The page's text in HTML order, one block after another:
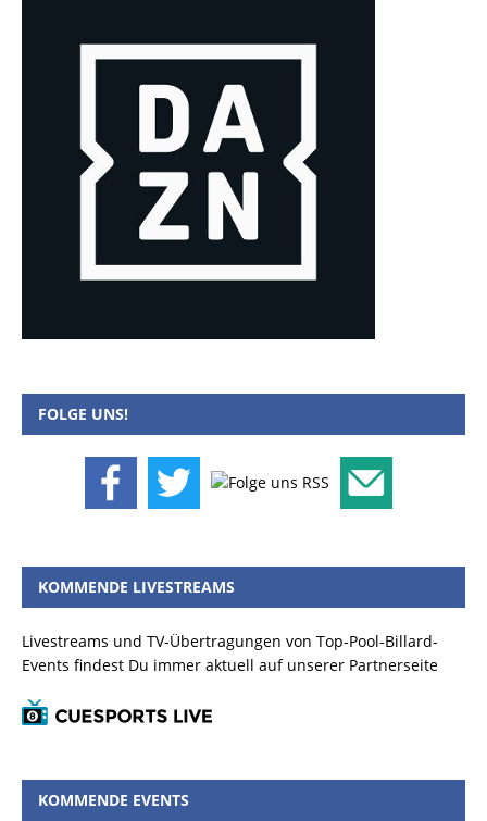
FOLGE UNS!
KOMMENDE LIVESTREAMS
Livestreams und TV-Übertragungen von Top-Pool-Billard-
Events findest Du immer aktuell auf unserer Partnerseite
KOMMENDE EVENTS